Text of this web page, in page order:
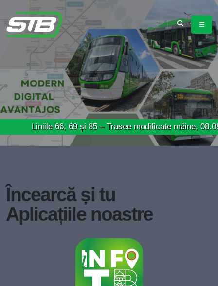
Liniile 66, 69 și 85 – Trasee modificate mâine, 08.08.2026
Încearcă și tu
Aplicațiile noastre